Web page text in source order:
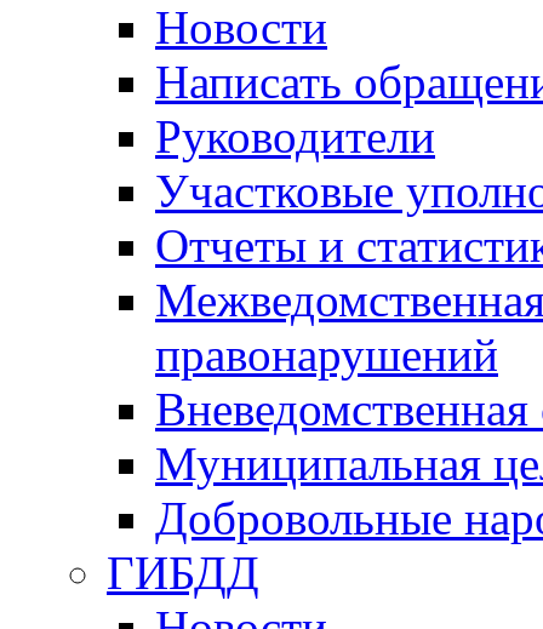
Новости
Написать
Руководители
Участковые
Отчеты и
правонарушений
Вневедомственная
Муниципальная
Добровольные
ГИБДД